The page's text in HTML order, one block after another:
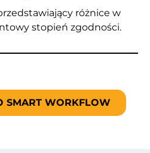
różnice w
stopień zgodności.
SMART WORKFLOW